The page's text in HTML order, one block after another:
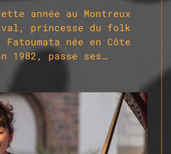
année au Montreux
princesse du folk
Fatoumata née en Côte
1982, passe ses…